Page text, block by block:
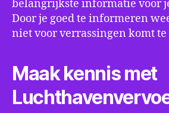
belangrijkste informatie voor
Door je goed te informeren
niet voor verrassingen komt te
Maak kennis met